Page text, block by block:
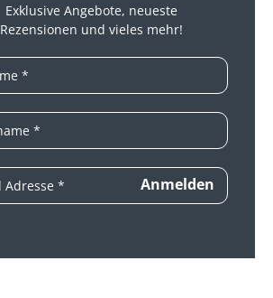
Exklusive Angebote, neueste
Rezensionen und vieles mehr!